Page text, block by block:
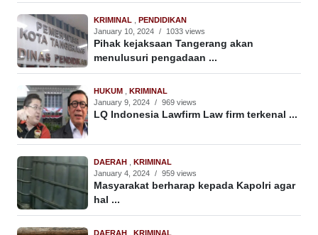
KRIMINAL
PENDIDIKAN
January 10, 2024 / 1033 views
Pihak kejaksaan Tangerang akan
menulusuri pengadaan ...
HUKUM
KRIMINAL
January 9, 2024 / 969 views
LQ Indonesia Lawfirm Law firm terkenal ...
DAERAH
KRIMINAL
January 4, 2024 / 959 views
Masyarakat berharap kepada Kapolri agar
hal ...
DAERAH
KRIMINAL